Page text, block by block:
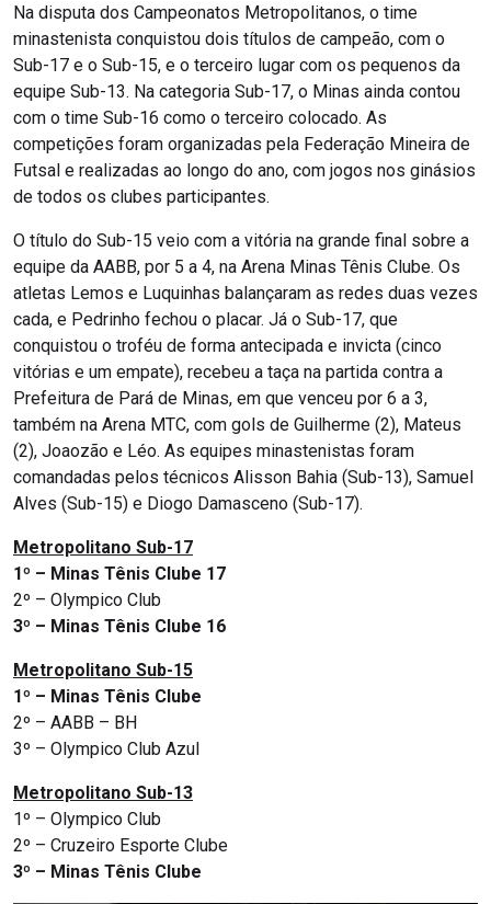
Na disputa dos Campeonatos Metropolitanos, o time
minastenista conquistou dois títulos de campeão, com o
Sub-17 e o Sub-15, e o terceiro lugar com os pequenos da
equipe Sub-13. Na categoria Sub-17, o Minas ainda contou
com o time Sub-16 como o terceiro colocado. As
competições foram organizadas pela Federação Mineira de
Futsal e realizadas ao longo do ano, com jogos nos ginásios
de todos os clubes participantes.
O título do Sub-15 veio com a vitória na grande final sobre a
equipe da AABB, por 5 a 4, na Arena Minas Tênis Clube. Os
atletas Lemos e Luquinhas balançaram as redes duas vezes
cada, e Pedrinho fechou o placar. Já o Sub-17, que
conquistou o troféu de forma antecipada e invicta (cinco
vitórias e um empate), recebeu a taça na partida contra a
Prefeitura de Pará de Minas, em que venceu por 6 a 3,
também na Arena MTC, com gols de Guilherme (2), Mateus
(2), Joaozão e Léo. As equipes minastenistas foram
comandadas pelos técnicos Alisson Bahia (Sub-13), Samuel
Alves (Sub-15) e Diogo Damasceno (Sub-17).
Metropolitano Sub-17
1º – Minas Tênis Clube 17
2º – Olympico Club
3º – Minas Tênis Clube 16
Metropolitano Sub-15
1º – Minas Tênis Clube
2º – AABB – BH
3º – Olympico Club Azul
Metropolitano Sub-13
1º – Olympico Club
2º – Cruzeiro Esporte Clube
3º – Minas Tênis Clube